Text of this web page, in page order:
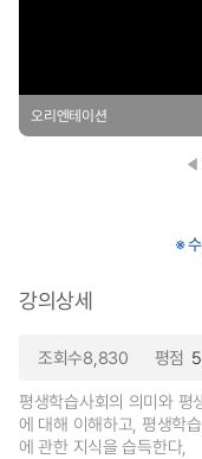
오리엔테이션
※
강의상세
조회수8,830 평점
평생학습사회의 의미와 평
에 대해 이해하고, 평생학
에 관한 지식을 습득한다,